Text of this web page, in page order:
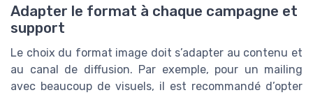
Adapter le format à chaque campagne et
support
Le choix du format image doit s’adapter au contenu et
au canal de diffusion. Par exemple, pour un mailing
avec beaucoup de visuels, il est recommandé d’opter